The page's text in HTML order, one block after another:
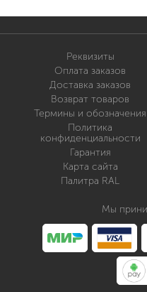
Реквизиты
Оплата заказов
Доставка заказов
Возврат товаров
Термины и обозначения
Политика
конфиденциальности
Гарантия
Карта сайта
Палитра RAL
Мы